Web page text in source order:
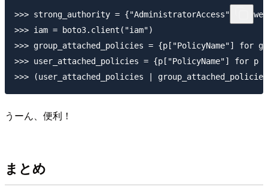
>>> strong_authority = {"AdministratorAccess",
>>> iam = boto3.client("iam")
>>> group_attached_policies = {p["PolicyName"] for
>>> user_attached_policies = {p["PolicyName"] for
うーん、便利！
まとめ